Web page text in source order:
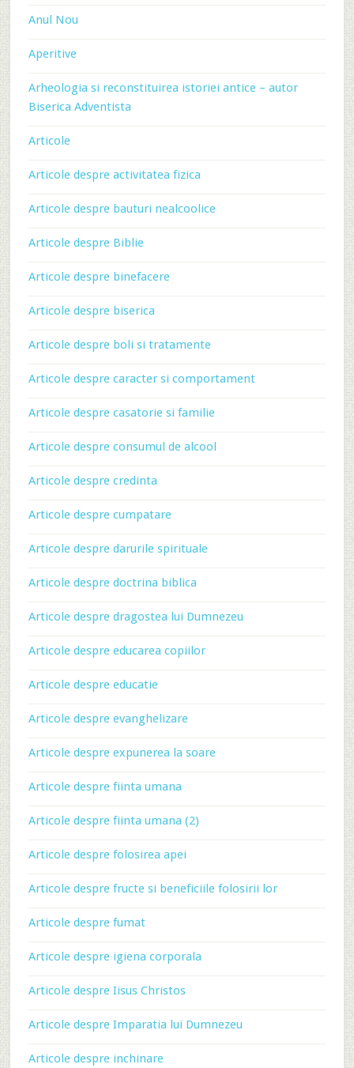
Anul Nou
Aperitive
Arheologia si reconstituirea istoriei antice – autor
Biserica Adventista
Articole
Articole despre activitatea fizica
Articole despre bauturi nealcoolice
Articole despre Biblie
Articole despre binefacere
Articole despre biserica
Articole despre boli si tratamente
Articole despre caracter si comportament
Articole despre casatorie si familie
Articole despre consumul de alcool
Articole despre credinta
Articole despre cumpatare
Articole despre darurile spirituale
Articole despre doctrina biblica
Articole despre dragostea lui Dumnezeu
Articole despre educarea copiilor
Articole despre educatie
Articole despre evanghelizare
Articole despre expunerea la soare
Articole despre fiinta umana
Articole despre fiinta umana (2)
Articole despre folosirea apei
Articole despre fructe si beneficiile folosirii lor
Articole despre fumat
Articole despre igiena corporala
Articole despre Iisus Christos
Articole despre Imparatia lui Dumnezeu
Articole despre inchinare